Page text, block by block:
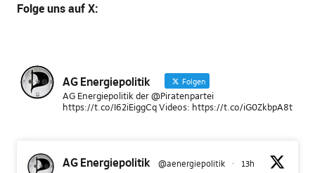
Folge unsauf X:
AG Energiepolitik Folgen
AG Energiepolitik der @Piratenpartei
https://t.co/I62iEiggCq Videos: https://t.co/iG0ZkbpA8t
AG Energiepolitik @aenergiepolitik · 13h